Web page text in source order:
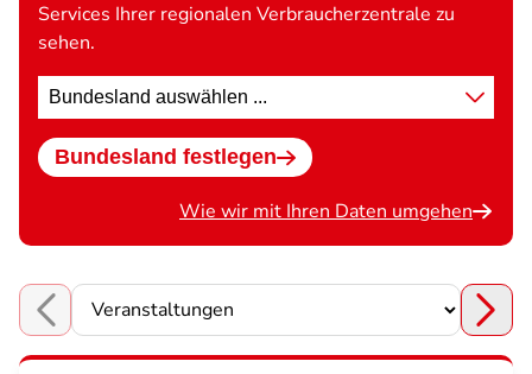
Services Ihrer regionalen Verbraucherzentrale zu
sehen.
Standort
wählen
Bundesland festlegen
Wie wir mit Ihren Daten umgehen
Choose a section